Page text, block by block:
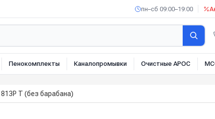
пн–сб 09:00–19:00
Пенокомплекты Каналопромывки Очистные АРОС
T (без барабана)